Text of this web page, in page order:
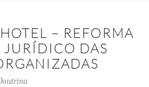
– REFORMA
DAS